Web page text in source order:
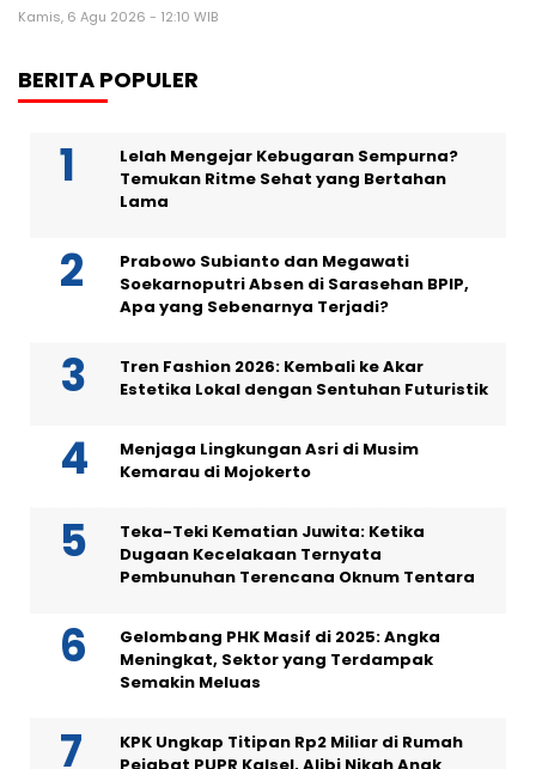
Kamis, 6 Agu 2026 - 12:10 WIB
BERITA POPULER
Lelah Mengejar Kebugaran Sempurna?
Temukan Ritme Sehat yang Bertahan
Lama
Prabowo Subianto dan Megawati
Soekarnoputri Absen di Sarasehan BPIP,
Apa yang Sebenarnya Terjadi?
Tren Fashion 2026: Kembali ke Akar
Estetika Lokal dengan Sentuhan Futuristik
Menjaga Lingkungan Asri di Musim
Kemarau di Mojokerto
Teka-Teki Kematian Juwita: Ketika
Dugaan Kecelakaan Ternyata
Pembunuhan Terencana Oknum Tentara
Gelombang PHK Masif di 2025: Angka
Meningkat, Sektor yang Terdampak
Semakin Meluas
KPK Ungkap Titipan Rp2 Miliar di Rumah